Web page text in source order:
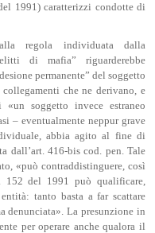
1991) caratterizzi condotte di
regola individuata dalla
di mafia” riguarderebbe
permanente” del soggetto
che ne derivano, e
soggetto invece estraneo
– eventualmente neppur grave
abbia agito al fine di
dall’art. 416-bis cod. pen. Tale
«può contraddistinguere, così
152 del 1991 può qualificare,
tanto basta a far scattare
denunciata». La presunzione in
per operare anche qualora il